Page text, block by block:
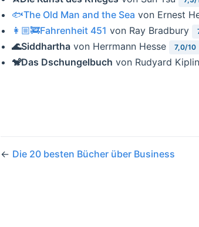
🐟The Old Man and the Sea von Ernest
👩🏼‍🚒Fahrenheit 451 von Ray Bradbury
🌊Siddhartha von Herrmann Hesse 7,0/10
🐒Das Dschungelbuch von Rudyard
← Die 20 besten Bücher über Business